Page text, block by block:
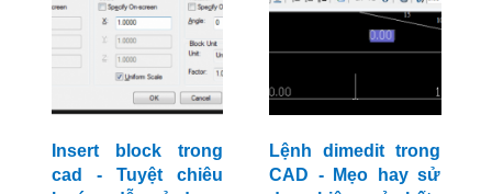
Insert block trong
cad - Tuyệt chiêu
Lệnh dimedit trong
CAD - Mẹo hay sử